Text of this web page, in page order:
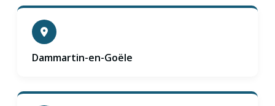
Dammartin-en-Goële